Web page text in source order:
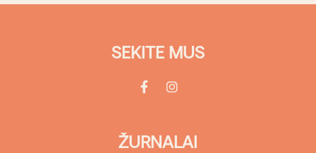
SEKITE MUS
ŽURNALAI